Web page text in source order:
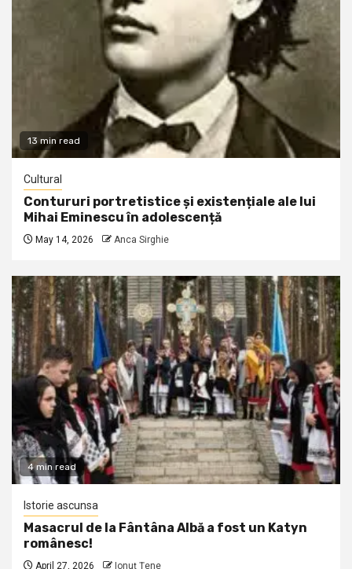
13 min read
Cultural
Contururi portretistice și existențiale ale lui
Mihai Eminescu în adolescență
May 14, 2026 Anca Sirghie
4 min read
Istorie ascunsa
Masacrul de la Fântâna Albă a fost un Katyn
românesc!
April 27, 2026 Ionuţ Ţene